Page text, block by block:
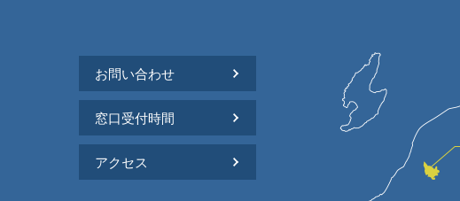
お問い合わせ
窓口受付時間
アクセス